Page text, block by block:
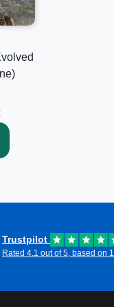
Trustpilot
Rated 4.1 out of 5, based on